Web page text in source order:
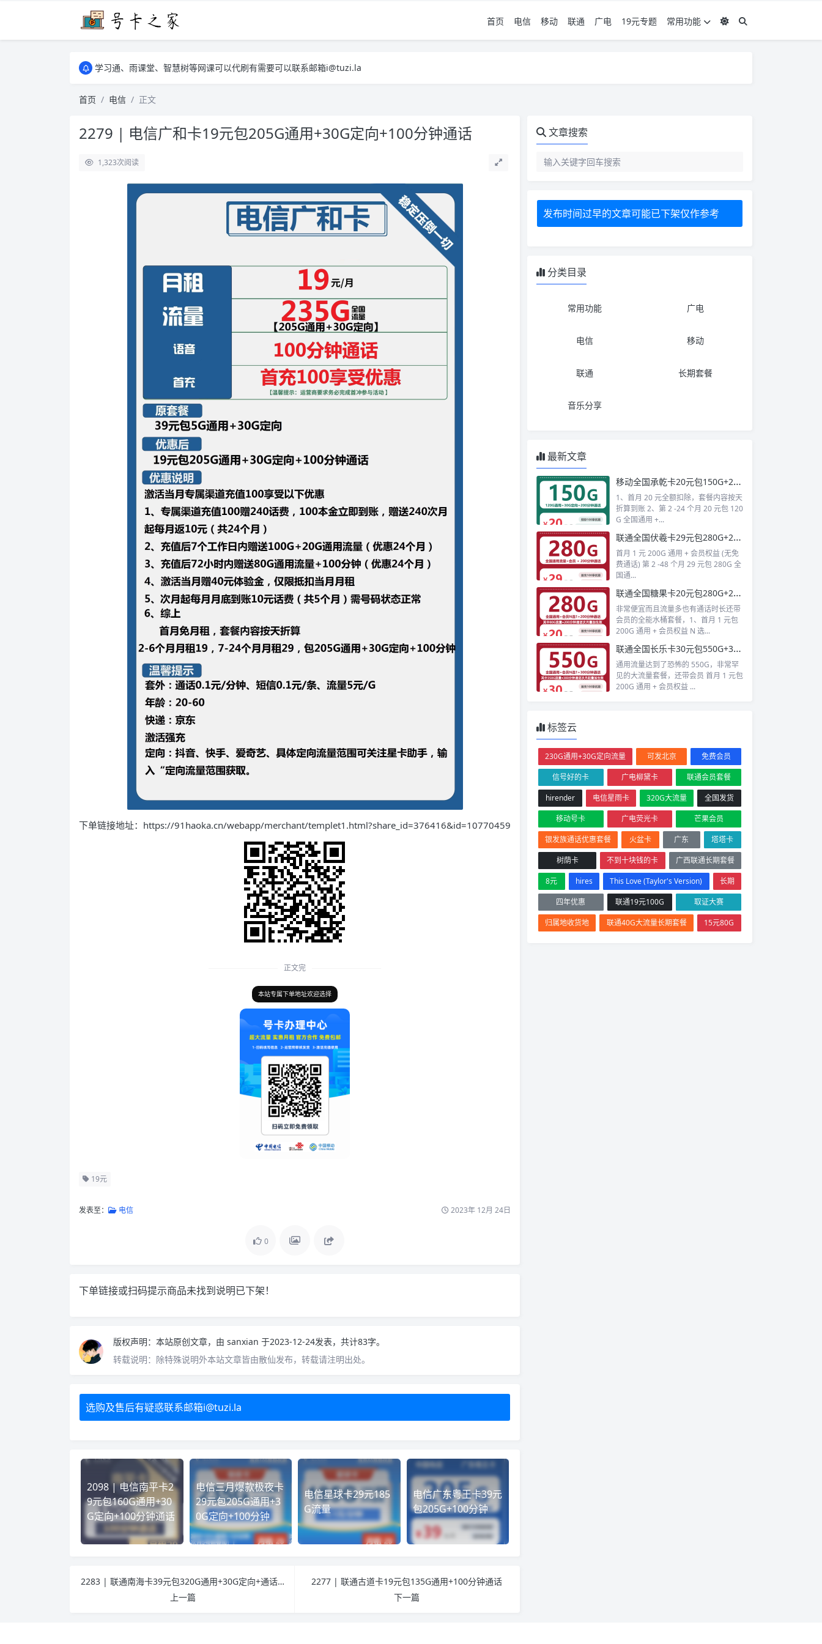
首页 电信 移动 联通 广电 19元专题
常用功能
学习通、雨课堂、智慧树等网课可以代刷有需要可以联系邮箱i@tuzi.la
学习通、雨课堂、智慧树等网课可以代刷有需要可以联系邮箱i@tuzi.la
首页
电信 正文
2279 | 电信广和卡19元包205G通用+30G定向+100分钟通话
1,323次阅读
下单链接地址：https://91haoka.cn/webapp/merchant/templet1.html?share_id=376416&id=10770459
正文完
本站专属下单地址欢迎选择
19元
发表至： 电信 2023年 12月 24日
0
下单链接或扫码提示商品未找到说明已下架！
版权声明： 本站原创文章，由 sanxian 于2023-12-24发表，共计83字。
转载说明： 除特殊说明外本站文章皆由散仙发布，转载请注明出处。
选购及售后有疑惑联系邮箱i@tuzi.la
2098 | 电信南平卡2
9元包160G通用+30
G定向+100分钟通话
电信三月爆款极夜卡
29元包205G通用+3
0G定向+100分钟
电信星球卡29元185
G流量
电信广东粤王卡39元
包205G+100分钟
2283 | 联通南海卡39元包320G通用+30G定向+通话0.15元/分钟
上一篇
2277 | 联通古道卡19元包135G通用+100分钟通话
下一篇
文章搜索
发布时间过早的文章可能已下架仅作参考
分类目录
常用功能 广电
电信 移动
联通 长期套餐
音乐分享
最新文章
移动全国承乾卡20元包150G+200分钟+会员
1、首月 20 元全额扣除，套餐内容按天
折算到账 2、第 2 -24 个月 20 元包 120
G 全国通用 +...
联通全国伏羲卡29元包280G+200分钟+会员
首月 1 元 200G 通用 + 会员权益 (无免
费通话) 第 2 -48 个月 29 元包 280G 全
国通...
联通全国糖果卡20元包280G+200分钟+会员
非常便宜而且流量多也有通话时长还带
会员的全能水桶套餐，1、首月 1 元包
200G 通用 + 会员权益 N 选...
联通全国长乐卡30元包550G+300分钟+会员
通用流量达到了恐怖的 550G，非常罕
见的大流量套餐，还带会员 首月 1 元包
200G 通用 + 会员权益 ...
标签云
230G通用+30G定向流量 可发北京
免费会员
信号好的卡
广电柳黛卡
联通会员套餐
hirender
电信星雨卡 320G大流量
全国发货
移动号卡
广电荧光卡
芒果会员
银发族通话优惠套餐
火盆卡 广东
塔塔卡
树荫卡
不到十块钱的卡
广西联通长期套餐
8元
hires This Love (Taylor's Version)
长期
四年优惠
联通19元100G
取证大赛
归属地收货地
联通40G大流量长期套餐 15元80G